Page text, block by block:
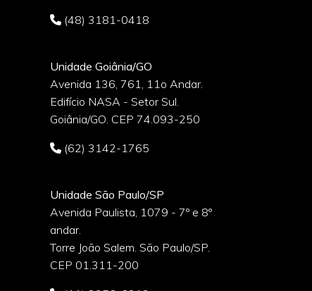
(48) 3181-0418
Unidade Goiânia/GO
Avenida 136, 761, 11o Andar.
Edifício NASA - Setor Sul.
Goiânia/GO. CEP 74.093-250
(62) 3142-1765
Unidade São Paulo/SP
Avenida Paulista, 1079 - 7º e 8º
andar.
Torre João Salem. São Paulo/SP.
CEP 01.311-200